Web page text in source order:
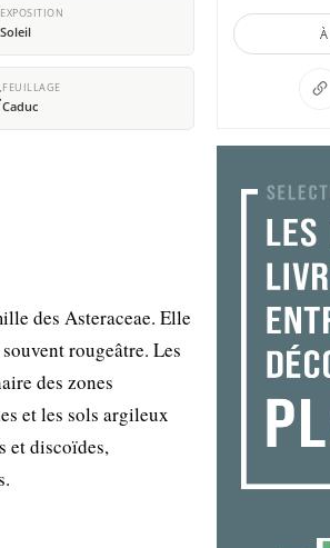
EXPOSITION
Soleil
FEUILLAGE
Caduc
des Asteraceae. Elle
rougeâtre. Les
des zones
et les sols argileux
et discoïdes,